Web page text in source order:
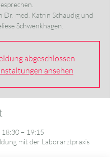
Dr. med. Katrin Schaudig und
Schwenkhagen.
abgeschlossen
ansehen
– 19:15
mit der Laborarztpraxis